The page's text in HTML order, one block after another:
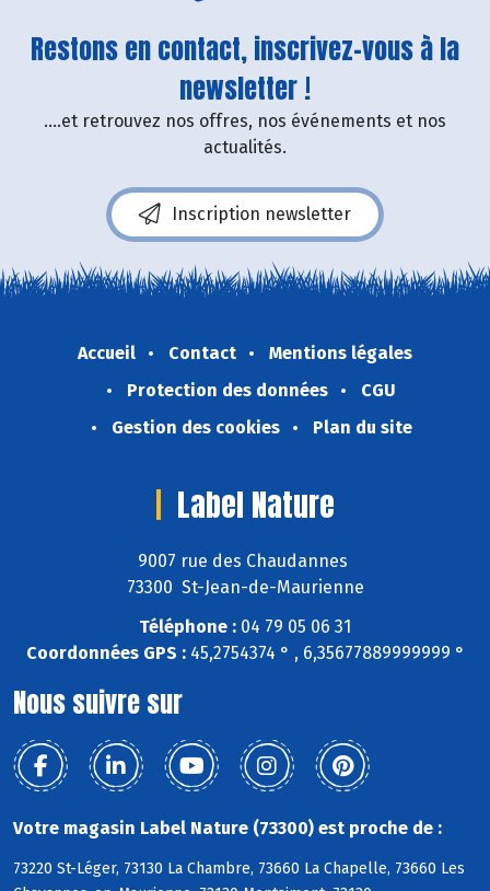
Restons en contact, inscrivez-vous à la
newsletter !
....et retrouvez nos offres, nos événements et nos
actualités.
Inscription newsletter
Accueil Contact
Mentions légales
Protection des données
CGU
Gestion des cookies
Plan du site
Label Nature
9007 rue des Chaudannes
73300 St-Jean-de-Maurienne
Téléphone : 04 79 05 06 31
Coordonnées GPS :45,2754374 ° , 6,35677889999999 °
Nous suivre sur
Votre magasin Label Nature (73300) est proche de :
73220 St-Léger, 73130 La Chambre, 73660 La Chapelle, 73660 Les